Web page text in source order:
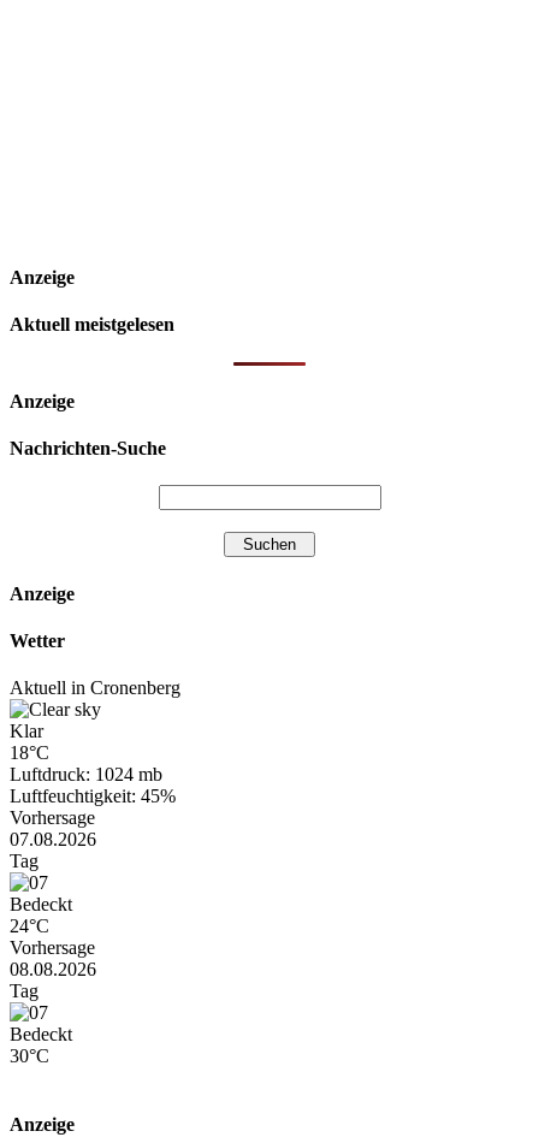
Anzeige
Aktuell meistgelesen
Anzeige
Nachrichten-Suche
Anzeige
Wetter
Aktuell in Cronenberg
Klar
18°C
Luftdruck: 1024 mb
Luftfeuchtigkeit: 45%
Vorhersage
07.08.2026
Tag
Bedeckt
24°C
Vorhersage
08.08.2026
Tag
Bedeckt
30°C
Anzeige